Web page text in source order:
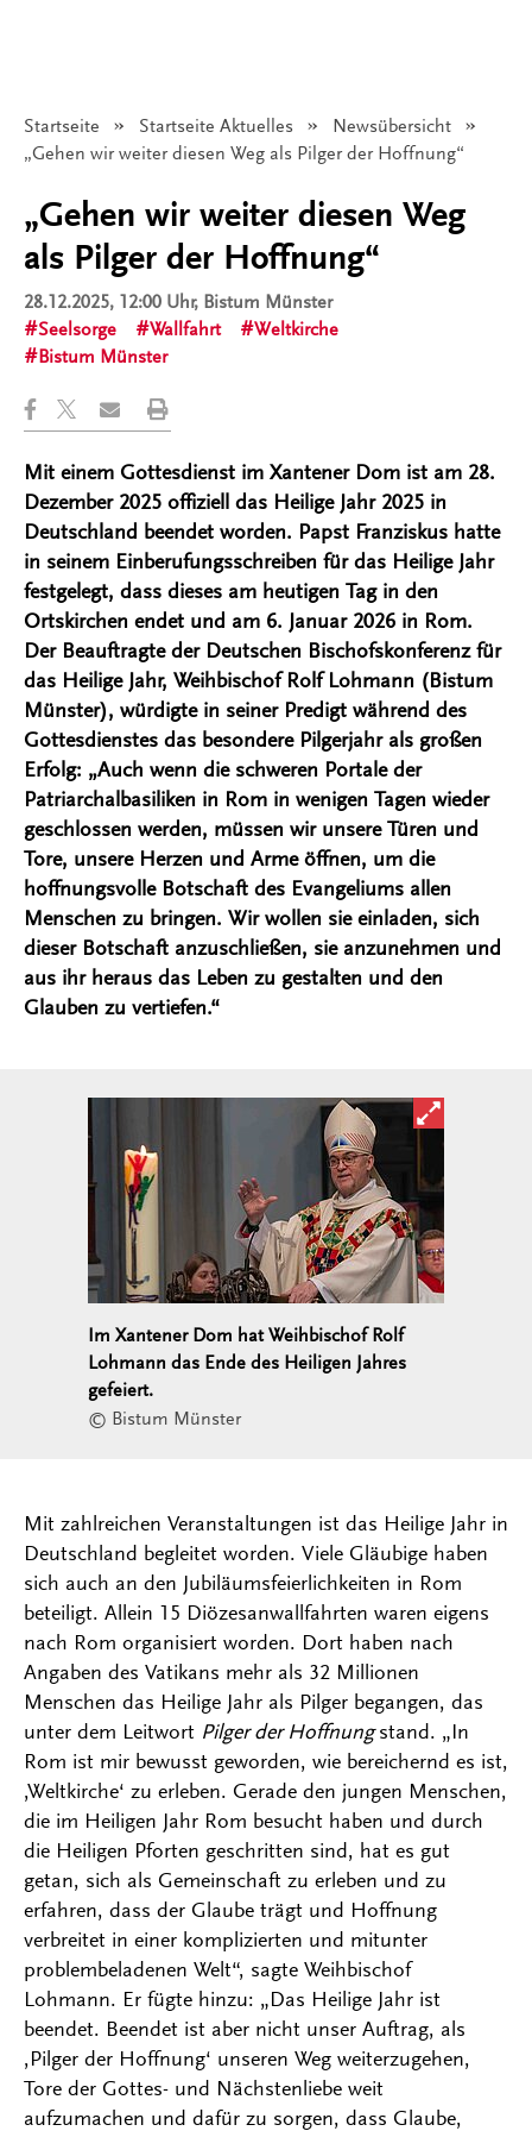
Startseite Startseite Aktuelles
Newsübersicht
Angezeigt:
„Gehen wir weiter diesen Weg als Pilger der Hoffnung“
„Gehen wir weiter diesen Weg
als Pilger der Hoffnung“
28.12.2025, 12:00 Uhr, Bistum Münster
Seelsorge
Wallfahrt
Weltkirche
Bistum Münster
Mit einem Gottesdienst im Xantener Dom ist am 28.
Dezember 2025 offiziell das Heilige Jahr 2025 in
Deutschland beendet worden. Papst Franziskus hatte
in seinem Einberufungsschreiben für das Heilige Jahr
festgelegt, dass dieses am heutigen Tag in den
Ortskirchen endet und am 6. Januar 2026 in Rom.
Der Beauftragte der Deutschen Bischofskonferenz für
das Heilige Jahr, Weihbischof Rolf Lohmann (Bistum
Münster), würdigte in seiner Predigt während des
Gottesdienstes das besondere Pilgerjahr als großen
Erfolg: „Auch wenn die schweren Portale der
Patriarchalbasiliken in Rom in wenigen Tagen wieder
geschlossen werden, müssen wir unsere Türen und
Tore, unsere Herzen und Arme öffnen, um die
hoffnungsvolle Botschaft des Evangeliums allen
Menschen zu bringen. Wir wollen sie einladen, sich
dieser Botschaft anzuschließen, sie anzunehmen und
aus ihr heraus das Leben zu gestalten und den
Glauben zu vertiefen.“
Bild in
Im Xantener Dom hat Weihbischof Rolf
Lohmann das Ende des Heiligen Jahres
gefeiert.
© Bistum Münster
Mit zahlreichen Veranstaltungen ist das Heilige Jahr in
Deutschland begleitet worden. Viele Gläubige haben
sich auch an den Jubiläumsfeierlichkeiten in Rom
beteiligt. Allein 15 Diözesanwallfahrten waren eigens
nach Rom organisiert worden. Dort haben nach
Angaben des Vatikans mehr als 32 Millionen
Menschen das Heilige Jahr als Pilger begangen, das
unter dem Leitwort Pilger der Hoffnungstand. „In
Rom ist mir bewusst geworden, wie bereichernd es ist,
‚Weltkirche‘ zu erleben. Gerade den jungen Menschen,
die im Heiligen Jahr Rom besucht haben und durch
die Heiligen Pforten geschritten sind, hat es gut
getan, sich als Gemeinschaft zu erleben und zu
erfahren, dass der Glaube trägt und Hoffnung
verbreitet in einer komplizierten und mitunter
problembeladenen Welt“, sagte Weihbischof
Lohmann. Er fügte hinzu: „Das Heilige Jahr ist
beendet. Beendet ist aber nicht unser Auftrag, als
‚Pilger der Hoffnung‘ unseren Weg weiterzugehen,
Tore der Gottes- und Nächstenliebe weit
aufzumachen und dafür zu sorgen, dass Glaube,